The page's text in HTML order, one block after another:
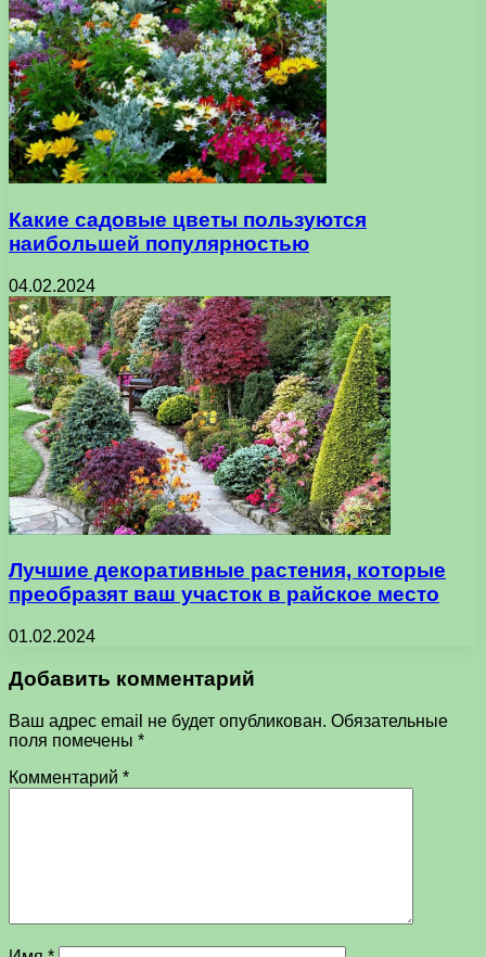
Какие садовые цветы пользуются
наибольшей популярностью
04.02.2024
Лучшие декоративные растения, которые
преобразят ваш участок в райское место
01.02.2024
Добавить комментарий
Ваш адрес email не будет опубликован. Обязательные
поля помечены *
Комментарий *